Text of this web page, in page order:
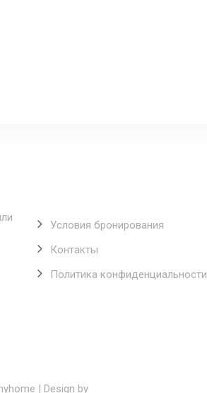
Условия бронирования
Контакты
Политика конфиденциальности
| Design by